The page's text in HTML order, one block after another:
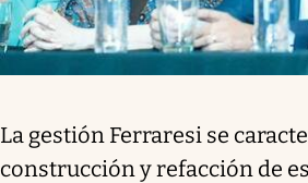
La gestión Ferraresi se
construcción y refacción de